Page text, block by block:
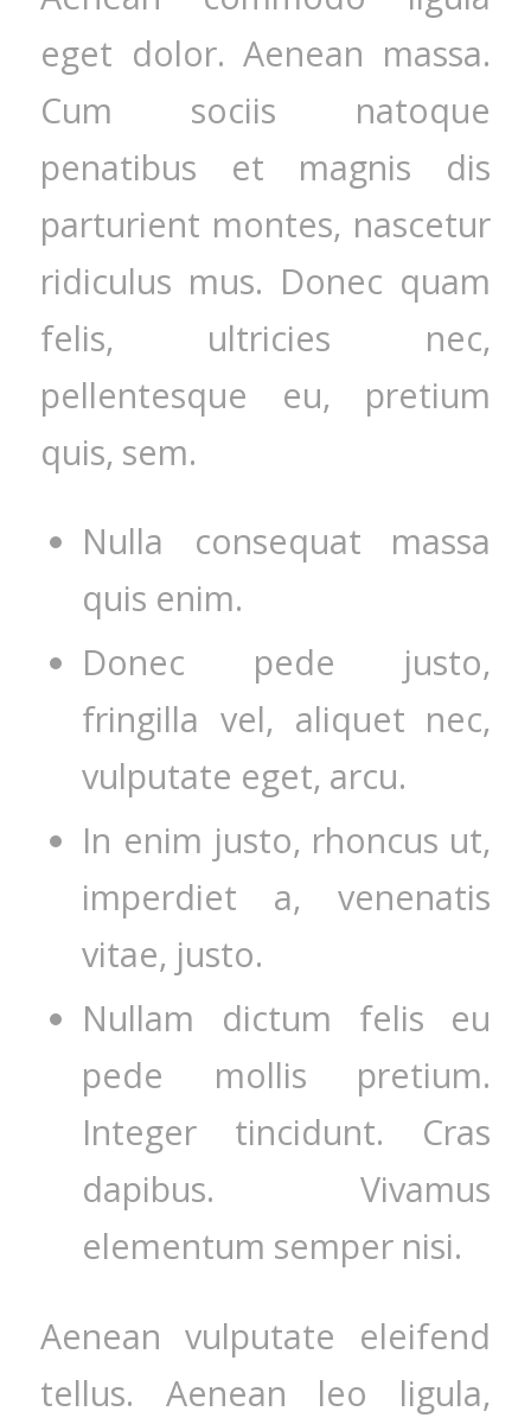
eget dolor. Aenean massa.
Cum sociis natoque
penatibus et magnis dis
parturient montes, nascetur
ridiculus mus. Donec quam
felis, ultricies nec,
pellentesque eu, pretium
quis, sem.
Nulla consequat massa
quis enim.
Donec pede justo,
fringilla vel, aliquet nec,
vulputate eget, arcu.
In enim justo, rhoncus ut,
imperdiet a, venenatis
vitae, justo.
Nullam dictum felis eu
pede mollis pretium.
Integer tincidunt. Cras
dapibus. Vivamus
elementum semper nisi.
Aenean vulputate eleifend
tellus. Aenean leo ligula,